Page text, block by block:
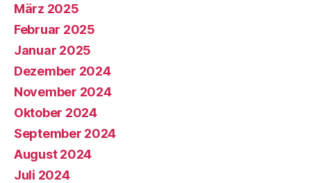
März 2025
Februar 2025
Januar 2025
Dezember 2024
November 2024
Oktober 2024
September 2024
August 2024
Juli 2024